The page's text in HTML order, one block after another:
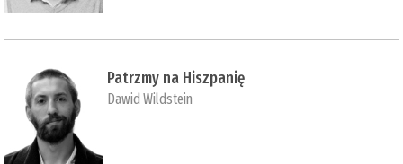
Patrzmy na Hiszpanię
Dawid Wildstein